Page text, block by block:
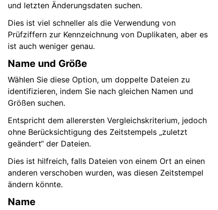
und letzten Änderungsdaten suchen.
Dies ist viel schneller als die Verwendung von
Prüfziffern zur Kennzeichnung von Duplikaten, aber es
ist auch weniger genau.
Name und Größe
Wählen Sie diese Option, um doppelte Dateien zu
identifizieren, indem Sie nach gleichen Namen und
Größen suchen.
Entspricht dem allerersten Vergleichskriterium, jedoch
ohne Berücksichtigung des Zeitstempels „zuletzt
geändert“ der Dateien.
Dies ist hilfreich, falls Dateien von einem Ort an einen
anderen verschoben wurden, was diesen Zeitstempel
ändern könnte.
Name